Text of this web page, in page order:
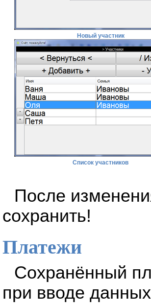
Новый участник
Список участников
После
сохранить!
Платежи
Сохранённый
при вводе